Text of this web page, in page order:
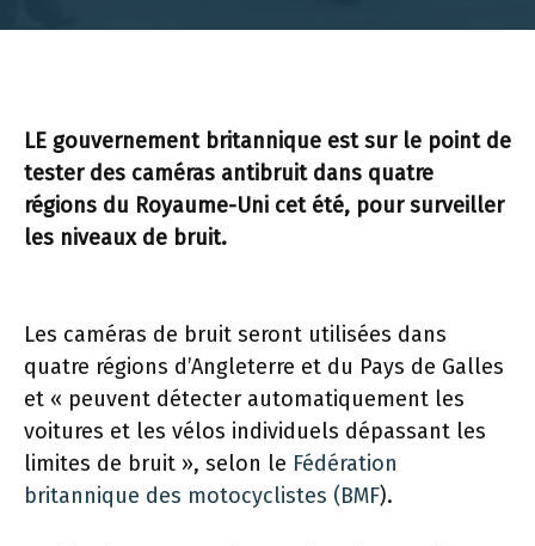
LE gouvernement britannique est sur le point de
tester des caméras antibruit dans quatre
régions du Royaume-Uni cet été, pour surveiller
les niveaux de bruit.
Les caméras de bruit seront utilisées dans
quatre régions d’Angleterre et du Pays de Galles
et « peuvent détecter automatiquement les
voitures et les vélos individuels dépassant les
limites de bruit », selon le Fédération
britannique des motocyclistes (BMF).